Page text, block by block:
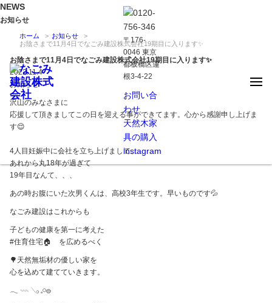
〒176-
0046 東京
都板橋区蓮
根3-4-22
お問い合
わせ
天然木家
具の購入
instagram
NEWS
お知らせ
ホーム
お知らせ
お陰さまで11月4日でなごみ建設株式会社19期目に入ります✨
お陰さまで11月4日でなごみ建設株式会社19期目に入ります✨
2022.11.4
お知らせ
沢山のみなさまに
応援して頂きましてこの日を迎える事ができてます。心から感謝申し上げま
す😌
4人目妊娠中に会社を立ち上げまして、
あれから丸18年が過ぎて
19年目なんて、、、
あの時お腹にいた次男くんは、高校3年生です。早いものです💦
なごみ建設はこれからも
子どもの健康を第一に考えた
#住育住宅🏠 を広めるべく
🌳天然無垢材の優しい家を
心を込めて建てていきます。
𓂃 𓇠 𓂅 𓈒𓏸𓐍